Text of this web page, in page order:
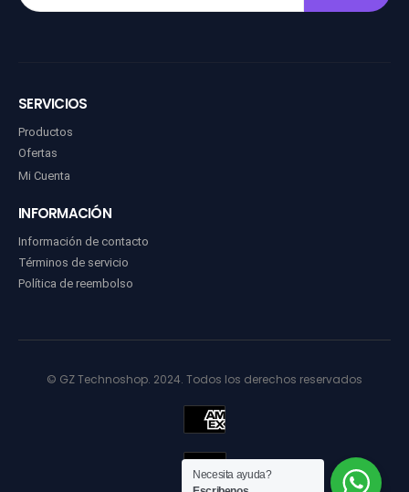
SERVICIOS
Productos
Ofertas
Mi Cuenta
INFORMACIÓN
Información de contacto
Términos de servicio
Política de reembolso
© GZ Technoshop. 2024. Todos los derechos reservados
Necesita ayuda?